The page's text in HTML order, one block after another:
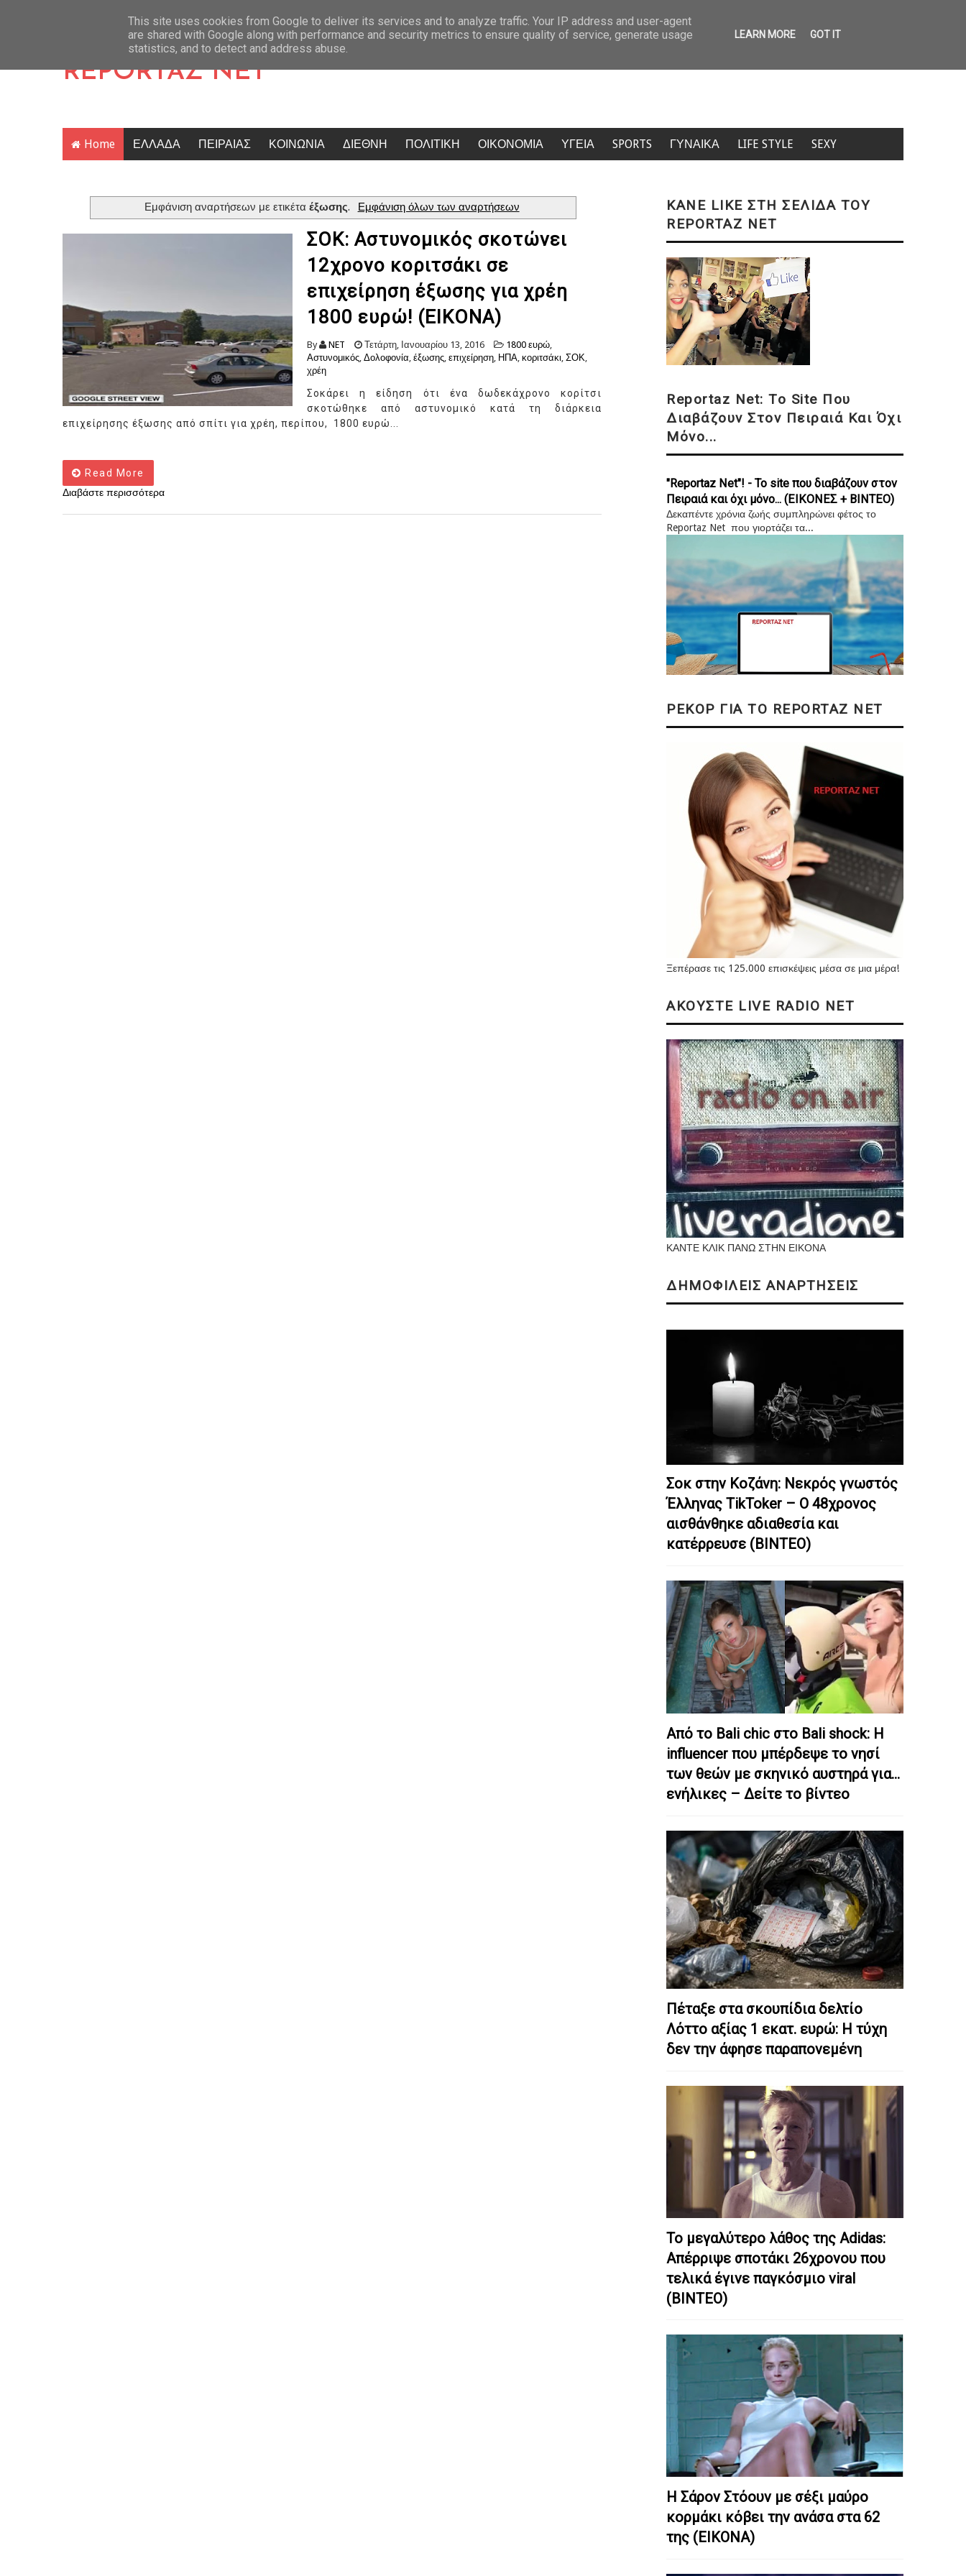
Latest News
έκκληση για τη Τζούλια Αλεξανδράτου: «Ο κόσμος τη χλευάζει, κάποιος να τη βοηθήσει, υπάρχει κι ένα παιδί… » (ΒΙΝΤΕΟ ΕΙΚΟΝΕΣ) Σταμάτης Γονίδης: Δείτε την πρώτη φωτογραφία με την 6χρονη κόρη του Μαριαλένα
REPORTAZ NET
Home ΕΛΛΑΔΑ ΠΕΙΡΑΙΑΣ ΚΟΙΝΩΝΙΑ ΔΙΕΘΝΗ ΠΟΛΙΤΙΚΗ ΟΙΚΟΝΟΜΙΑ ΥΓΕΙΑ SPORTS ΓΥΝΑΙΚΑ LIFE STYLE SEXY
Εμφάνιση αναρτήσεων με ετικέταέξωσης. Εμφάνιση όλων των αναρτήσεων
ΣΟΚ: Αστυνομικός σκοτώνει
12χρονο κοριτσάκι σε
επιχείρηση έξωσης για χρέη
1800 ευρώ! (ΕΙΚΟΝΑ)
By NET Τετάρτη, Ιανουαρίου 13, 2016 1800 ευρώ,
Αστυνομικός, Δολοφονία, έξωσης, επιχείρηση, ΗΠΑ, κοριτσάκι, ΣΟΚ,
χρέη
Σοκάρει η είδηση ότι ένα δωδεκάχρονο κορίτσι
σκοτώθηκε από αστυνομικό κατά τη διάρκεια
επιχείρησης έξωσης από σπίτι για χρέη, περίπου, 1800 ευρώ...
Read More
Διαβάστε περισσότερα
KANE LIKE ΣΤΗ ΣΕΛΙΔΑ ΤΟΥ
REPORTAZ NET
Reportaz Net: Το Site Που
Διαβάζουν Στον Πειραιά Και Όχι
Μόνο...
"Reportaz Net"! - Το site που διαβάζουν στον
Πειραιά και όχι μόνο... (ΕΙΚΟΝΕΣ + ΒΙΝΤΕΟ)
Δεκαπέντε χρόνια ζωής συμπληρώνει φέτος το
Reportaz Net που γιορτάζει τα...
ΡΕΚΟΡ ΓΙΑ ΤΟ REPORTAZ NET
Ξεπέρασε τις 125.000 επισκέψεις μέσα σε μια μέρα!
ΑΚΟΥΣΤΕ LIVE RADIO NET
ΚΑΝΤΕ ΚΛΙΚ ΠΑΝΩ ΣΤΗΝ ΕΙΚΟΝΑ
ΔΗΜΟΦΙΛΕΙΣ ΑΝΑΡΤΗΣΕΙΣ
Σοκ στην Κοζάνη: Nεκρός γνωστός
Έλληνας TikToker – Ο 48χρονος
αισθάνθηκε αδιαθεσία και
κατέρρευσε (ΒΙΝΤΕΟ)
Από το Bali chic στο Bali shock: Η
influencer που μπέρδεψε το νησί
των θεών με σκηνικό αυστηρά για…
ενήλικες – Δείτε το βίντεο
Πέταξε στα σκουπίδια δελτίο
Λόττο αξίας 1 εκατ. ευρώ: Η τύχη
δεν την άφησε παραπονεμένη
Το μεγαλύτερο λάθος της Adidas:
Απέρριψε σποτάκι 26χρονου που
τελικά έγινε παγκόσμιο viral
(ΒΙΝΤΕΟ)
Η Σάρον Στόουν με σέξι μαύρο
κορμάκι κόβει την ανάσα στα 62
της (ΕΙΚΟΝΑ)
This site uses cookies from Google to deliver its services and to analyze traffic. Your IP address and user-agent
are shared with Google along with performance and security metrics to ensure quality of service, generate usage
statistics, and to detect and address abuse.
LEARN MORE GOT IT